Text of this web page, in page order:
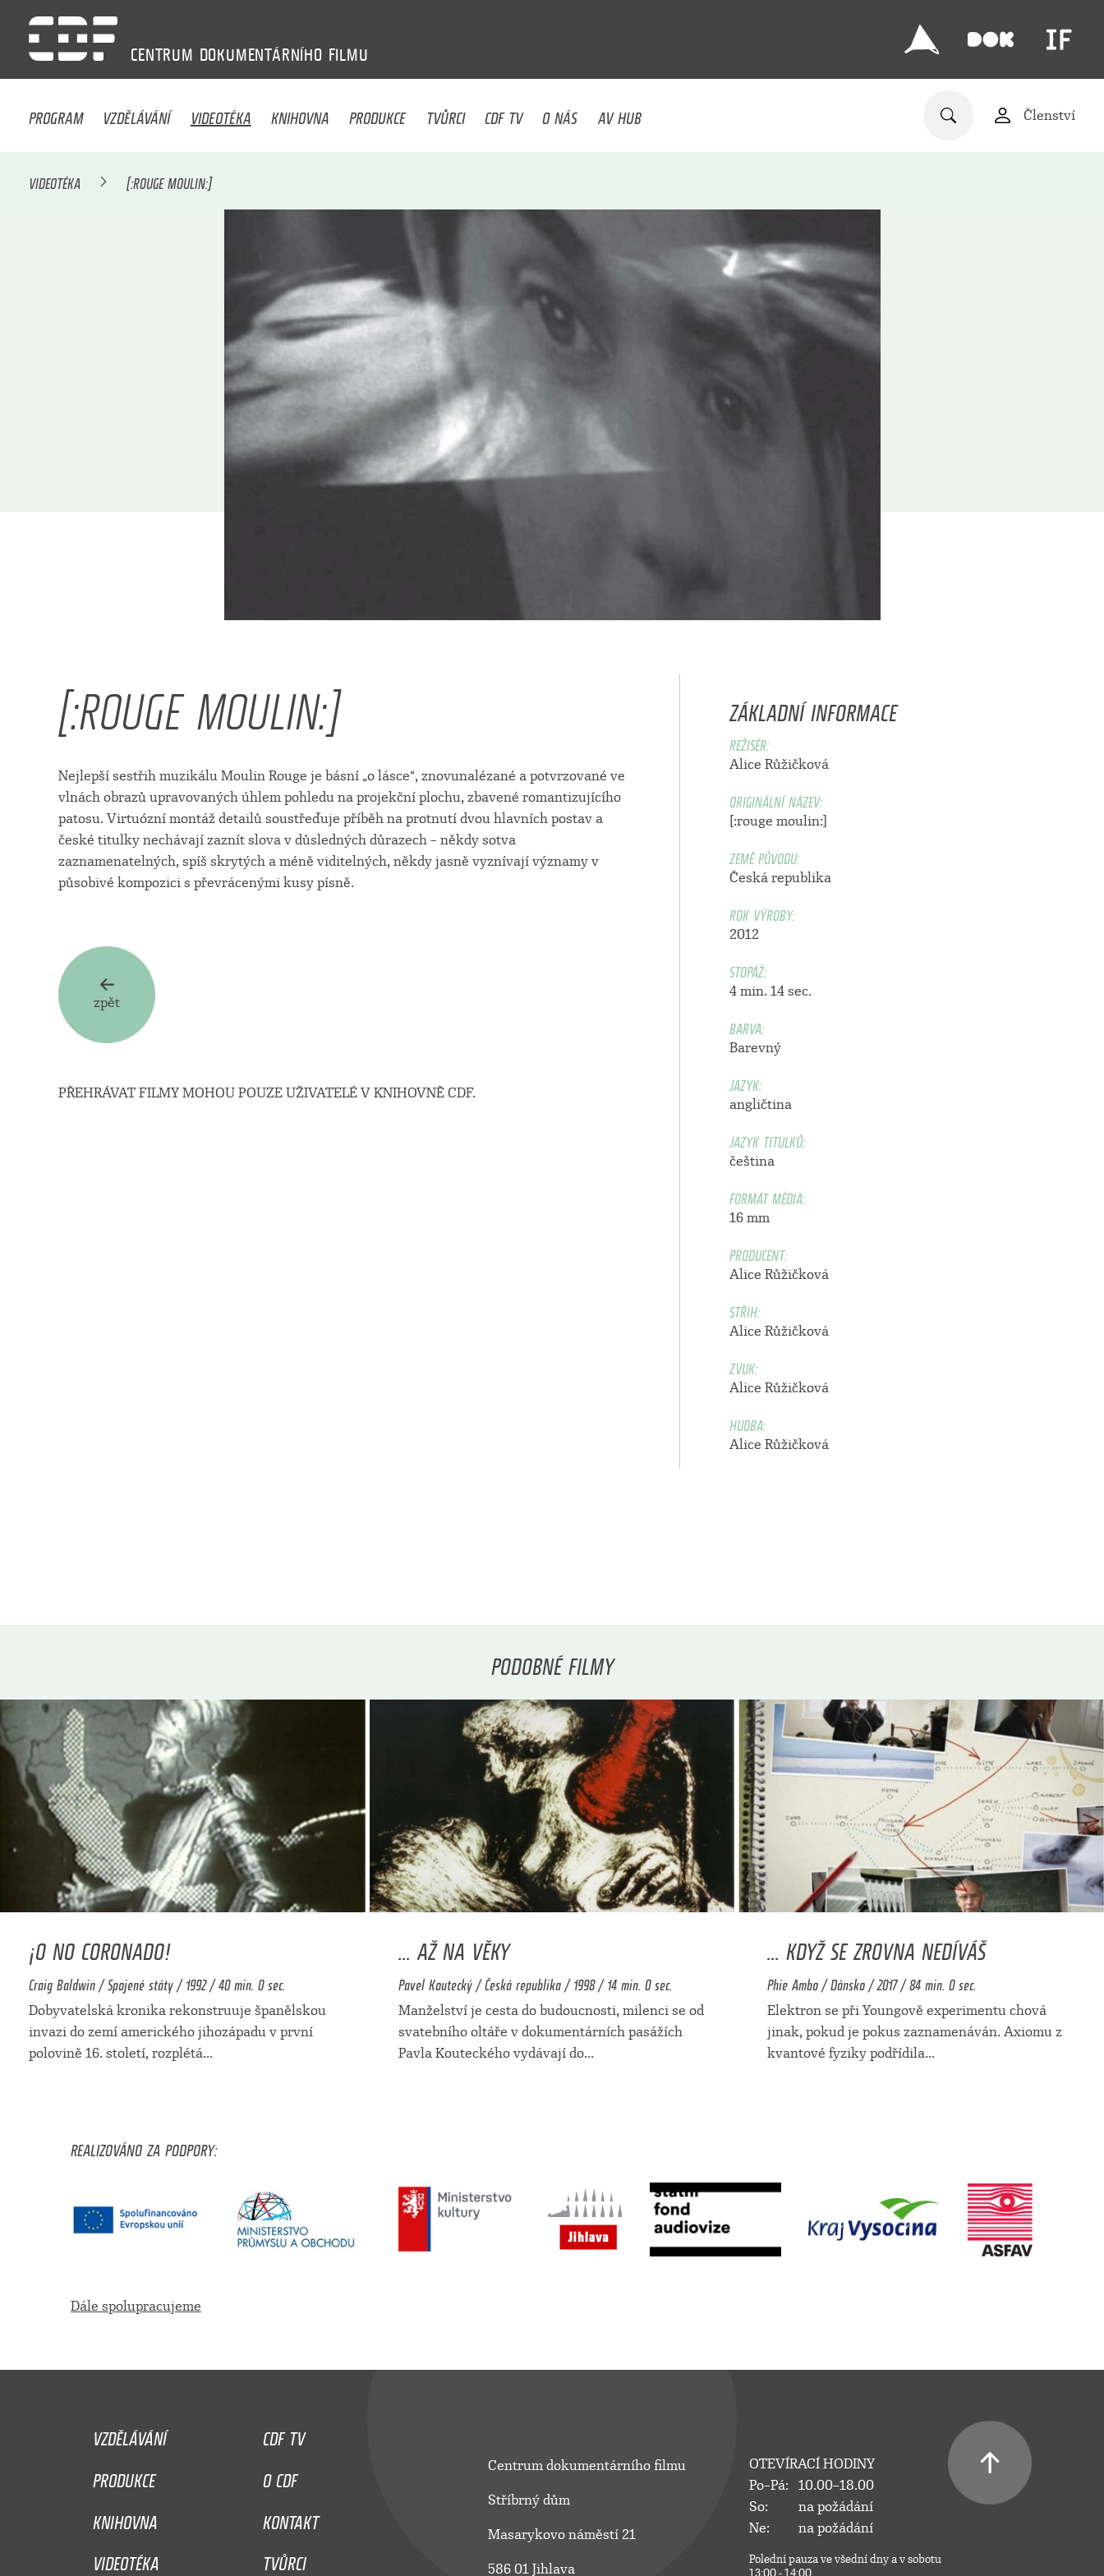
CENTRUM DOKUMENTÁRNÍHO FILMU
PROGRAM VZDĚLÁVÁNÍ VIDEOTÉKA KNIHOVNA PRODUKCE TVŮRCI CDF TV O NÁS AV HUB Členství
VIDEOTÉKA [:ROUGE MOULIN:]
[:ROUGE MOULIN:]
Nejlepší sestřih muzikálu Moulin Rouge je básní „o lásce“, znovunalézané a potvrzované ve
vlnách obrazů upravovaných úhlem pohledu na projekční plochu, zbavené romantizujícího
patosu. Virtuózní montáž detailů soustřeďuje příběh na protnutí dvou hlavních postav a
české titulky nechávají zaznít slova v důsledných důrazech – někdy sotva
zaznamenatelných, spíš skrytých a méně viditelných, někdy jasně vyznívají významy v
působivé kompozici s převrácenými kusy písně.
ZÁKLADNÍ INFORMACE
REŽISÉR:
Alice Růžičková
ORIGINÁLNÍ NÁZEV:
[:rouge moulin:]
ZEMĚ PŮVODU:
Česká republika
ROK VÝROBY:
2012
STOPÁŽ:
4 min. 14 sec.
BARVA:
Barevný
JAZYK:
angličtina
JAZYK TITULKŮ:
čeština
FORMÁT MÉDIA:
16 mm
PRODUCENT:
Alice Růžičková
STŘIH:
Alice Růžičková
ZVUK:
Alice Růžičková
HUDBA:
Alice Růžičková
zpět
PŘEHRÁVAT FILMY MOHOU POUZE UŽIVATELÉ V KNIHOVNĚ CDF.
PODOBNÉ FILMY
¡O NO CORONADO!
Craig Baldwin / Spojené státy / 1992 / 40 min. 0 sec.
Dobyvatelská kronika rekonstruuje španělskou
invazi do zemí amerického jihozápadu v první
polovině 16. století, rozplétá...
... AŽ NA VĚKY
Pavel Koutecký / Česká republika / 1998 / 14 min. 0 sec.
Manželství je cesta do budoucnosti, milenci se od
svatebního oltáře v dokumentárních pasážích
Pavla Kouteckého vydávají do...
... KDYŽ SE ZROVNA NEDÍVÁŠ
Phie Ambo / Dánsko / 2017 / 84 min. 0 sec.
Elektron se při Youngově experimentu chová
jinak, pokud je pokus zaznamenáván. Axiomu z
kvantové fyziky podřídila...
REALIZOVÁNO ZA PODPORY:
Dále spolupracujeme
VZDĚLÁVÁNÍ
CDF TV
PRODUKCE
O CDF
KNIHOVNA
KONTAKT
VIDEOTÉKA
TVŮRCI
Centrum dokumentárního filmu
Stříbrný dům
Masarykovo náměstí 21
586 01 Jihlava
OTEVÍRACÍ HODINY
Po–Pá:
10.00–18.00
So:
na požádání
Ne:
na požádání
Polední pauza ve všední dny a v sobotu
13:00 - 14:00.